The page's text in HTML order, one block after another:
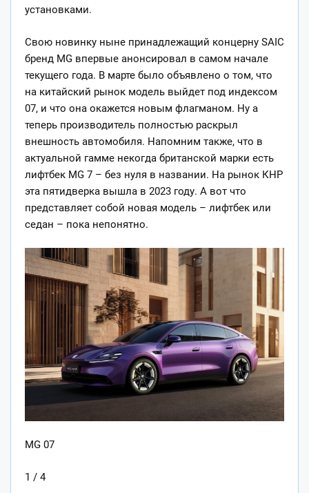
установками.
Свою новинку ныне принадлежащий концерну SAIC
бренд MG впервые анонсировал в самом начале
текущего года. В марте было объявлено о том, что
на китайский рынок модель выйдет под индексом
07, и что она окажется новым флагманом. Ну а
теперь производитель полностью раскрыл
внешность автомобиля. Напомним также, что в
актуальной гамме некогда британской марки есть
лифтбек MG 7 – без нуля в названии. На рынок КНР
эта пятидверка вышла в 2023 году. А вот что
представляет собой новая модель – лифтбек или
седан – пока непонятно.
MG 07
1 / 4